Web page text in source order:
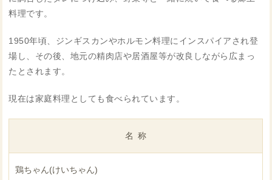
料理です。
1950年頃、ジンギスカンやホルモン料理にインスパイアされ登
場し、その後、地元の精肉店や居酒屋等が改良しながら広まっ
たとされます。
現在は家庭料理としても食べられています。
名称
鶏ちゃん(けいちゃん)